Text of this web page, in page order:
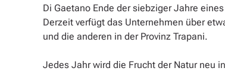
Di Gaetano Ende der siebziger Jahre
Derzeit verfügt das Unternehmen über
und die anderen in der Provinz Trapani.
Jedes Jahr wird die Frucht der Natur neu